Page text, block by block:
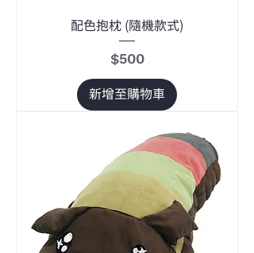
配色抱枕 (隨機款式)
價格
$500
新增至購物車